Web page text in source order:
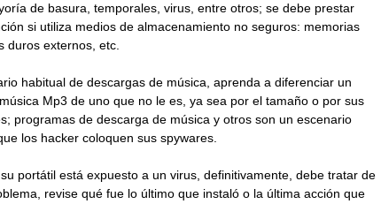
de basura, temporales, virus, entre otros; se debe prestar
si utiliza medios de almacenamiento no seguros: memorias
duros externos, etc.
habitual de descargas de música, aprenda a diferenciar un
Mp3 de uno que no le es, ya sea por el tamaño o por sus
programas de descarga de música y otros son un escenario
los hacker coloquen sus spywares.
su portátil está expuesto a un virus, definitivamente, debe tratar de
revise qué fue lo último que instaló o la última acción que